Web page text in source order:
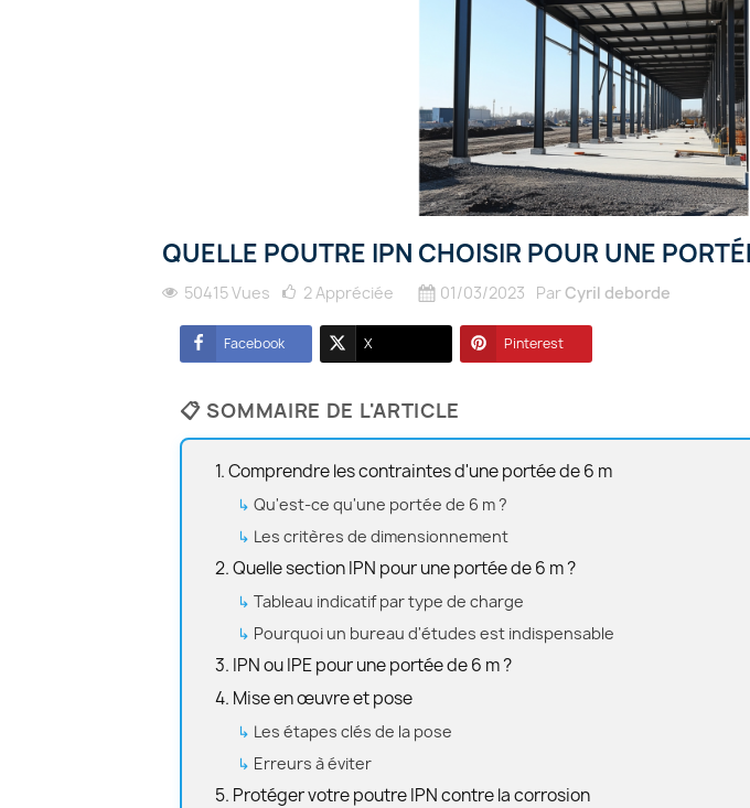
QUELLE POUTRE IPN CHOISIR POUR UNE
50415 Vues 2Appréciée 01/03/2023 ParCyril deborde
Facebook X Pinterest
📋 SOMMAIRE DE L'ARTICLE
1. Comprendre les contraintes d'une portée de 6 m
Qu'est-ce qu'une portée de 6 m ?
Les critères de dimensionnement
2. Quelle section IPN pour une portée de 6 m ?
Tableau indicatif par type de charge
Pourquoi un bureau d'études est indispensable
3. IPN ou IPE pour une portée de 6 m ?
4. Mise en œuvre et pose
Les étapes clés de la pose
Erreurs à éviter
5. Protéger votre poutre IPN contre la corrosion